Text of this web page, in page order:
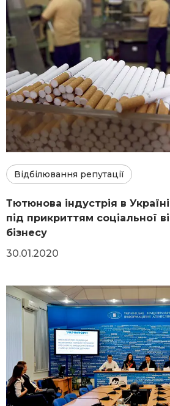
Відбілювання репутації
Тютюнова індустрія в Україні
під прикриттям соціальної
бізнесу
30.01.2020